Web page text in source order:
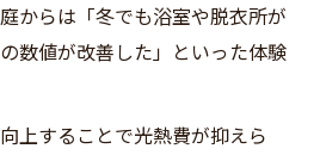
からは「冬でも浴室や脱衣所が
数値が改善した」といった体験
上することで光熱費が抑えら